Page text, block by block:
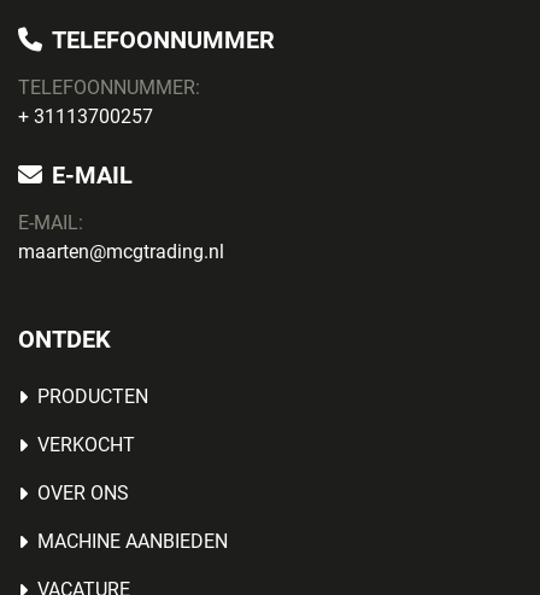
TELEFOONNUMMER
TELEFOONNUMMER:
+ 31113700257
E-MAIL
E-MAIL:
maarten@mcgtrading.nl
ONTDEK
PRODUCTEN
VERKOCHT
OVER ONS
MACHINE AANBIEDEN
VACATURE